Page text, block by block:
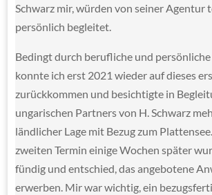
Schwarz mir, würden von seiner Agentur
persönlich begleitet.
Bedingt durch berufliche und
konnte ich erst 2021 wieder auf dieses
zurückkommen und besichtigte in
ungarischen Partners von H. Schwarz
ländlicher Lage mit Bezug zum
zweiten Termin einige Wochen später
fündig und entschied, das angebotene
erwerben. Mir war wichtig, ein